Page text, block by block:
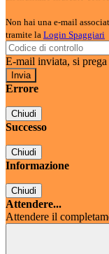
Non hai una e-mail
tramite la Login Spaggiari
E-mail inviata, si
Errore
Chiudi
Successo
Chiudi
Informazione
Chiudi
Attendere...
Attendere il